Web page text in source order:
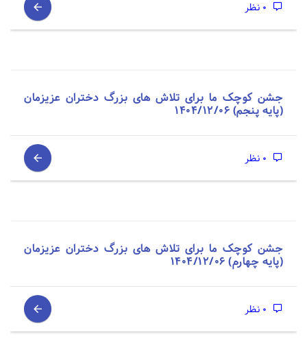
جشن کوچک ما برای تلاش های بزرگ دختران عزیزمان
(پایه پنجم) 1404/12/06
جشن کوچک ما برای تلاش های بزرگ دختران عزیزمان
(پایه چهارم) 1404/12/06